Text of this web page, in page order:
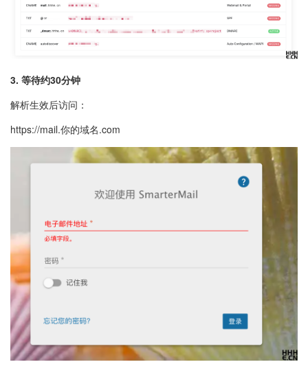
3. 等待约30分钟
解析生效后访问：
https://mail.你的域名.com